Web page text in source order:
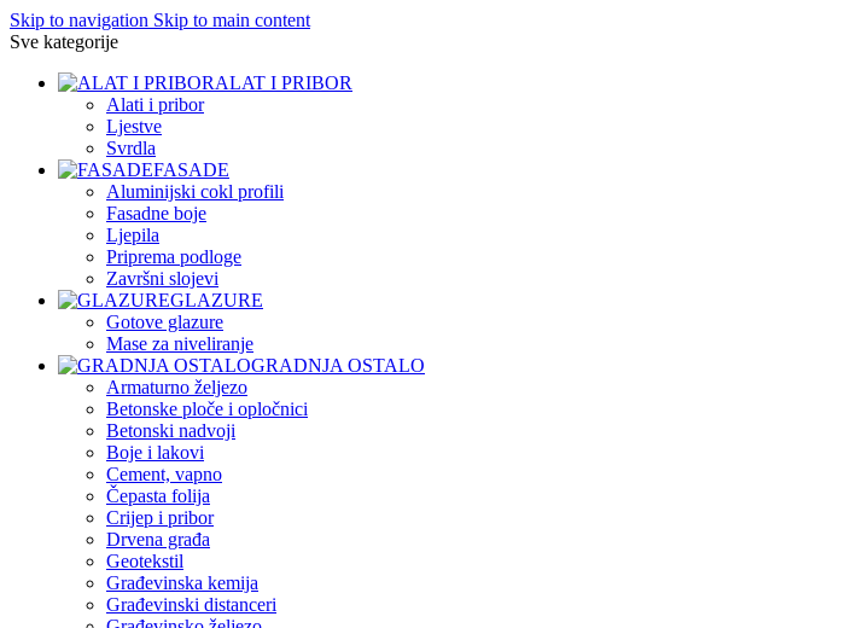
Skip to navigation Skip to main content
Sve kategorije
ALAT I PRIBOR
Alati i pribor
Ljestve
Svrdla
FASADE
Aluminijski cokl profili
Fasadne boje
Ljepila
Priprema podloge
Završni slojevi
GLAZURE
Gotove glazure
Mase za niveliranje
GRADNJA OSTALO
Armaturno željezo
Betonske ploče i opločnici
Betonski nadvoji
Boje i lakovi
Cement, vapno
Čepasta folija
Crijep i pribor
Drvena građa
Geotekstil
Građevinska kemija
Građevinski distanceri